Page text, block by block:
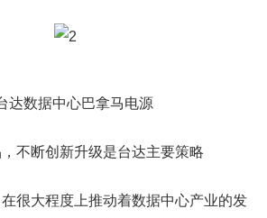
达数据中心巴拿马电源
不断创新升级是台达主要策略
很大程度上推动着数据中心产业的发